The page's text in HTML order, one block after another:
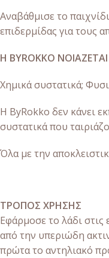
Αναβάθμισε το
επιδερμίδας για τους
H BYROKKO ΝΟΙΑΖΕΤΑΙ
Χημικά συστατικά;
Η ByRokko δεν κάνει
συστατικά που
Όλα με την
ΤΡΟΠΟΣ ΧΡΗΣΗΣ
Εφάρμοσε το λάδι
από την υπεριώδη
πρώτα το αντηλιακό